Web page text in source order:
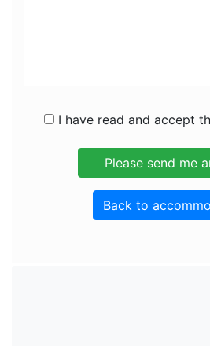
I have read and accept
Back to